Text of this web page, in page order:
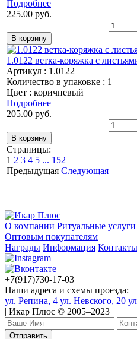
Подробнее
225.00 руб.
1.0122 ветка-коряжка с
Артикул : 1.0122
Количество в упаковке : 1
Цвет : коричневый
Подробнее
205.00 руб.
Страницы:
1 2 3 4 5 ... 152
Предыдущая Следующая
О компании Ритуальные услуги
Оптовым покупателям
Награды Информация Контакты
+7(917)730-17-03
Наши адреса и схемы проезда:
ул. Репина, 4 ул. Невского, 20
| Икар Плюс © 2005–2023